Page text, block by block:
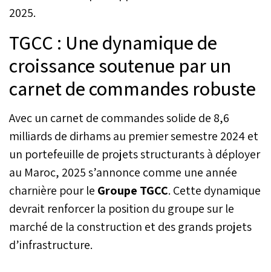
2025.
TGCC : Une dynamique de
croissance soutenue par un
carnet de commandes robuste
Avec un carnet de commandes solide de 8,6
milliards de dirhams au premier semestre 2024 et
un portefeuille de projets structurants à déployer
au Maroc, 2025 s’annonce comme une année
charnière pour le Groupe TGCC. Cette dynamique
devrait renforcer la position du groupe sur le
marché de la construction et des grands projets
d’infrastructure.